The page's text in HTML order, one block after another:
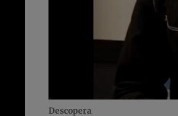
Descopera